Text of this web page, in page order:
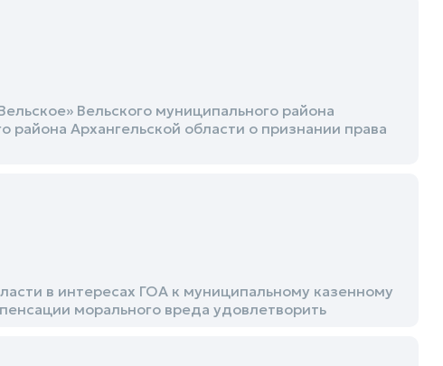
Вельского муниципального района
Архангельской области о признании права
в интересах ГОА к муниципальному казенному
морального вреда удовлетворить